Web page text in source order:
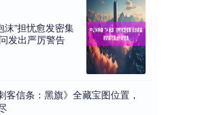
沫”担忧愈发密集
发出严厉警告
客信条：黑旗》全藏宝图位置，